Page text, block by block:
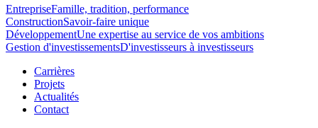
EntrepriseFamille, tradition, performance
ConstructionSavoir-faire unique
DéveloppementUne expertise au service de vos ambitions
Gestion d'investissementsD'investisseurs à investisseurs
Carrières
Projets
Actualités
Contact